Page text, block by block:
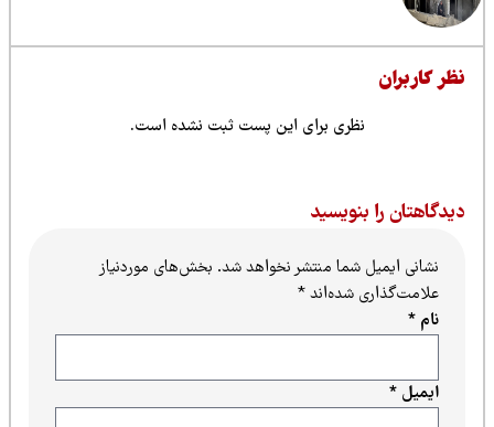
کاربران
نظری برای این پست ثبت نشده است.
را بنویسید
نشانی ایمیل شما منتشر نخواهد شد.بخش‌های موردنیاز
علامت‌گذاری شده‌اند*
ایمیل*